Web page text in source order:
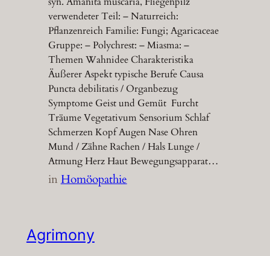
verwendeter Teil: – Naturreich:
Pflanzenreich Familie: Fungi; Agaricaceae
Gruppe: – Polychrest: – Miasma: –
Themen Wahnidee Charakteristika
Äußerer Aspekt typische Berufe Causa
Puncta debilitatis / Organbezug
Symptome Geist und Gemüt Furcht
Träume Vegetativum Sensorium Schlaf
Schmerzen Kopf Augen Nase Ohren
Mund / Zähne Rachen / Hals Lunge /
Atmung Herz Haut Bewegungsapparat…
inHomöopathie
Agrimony